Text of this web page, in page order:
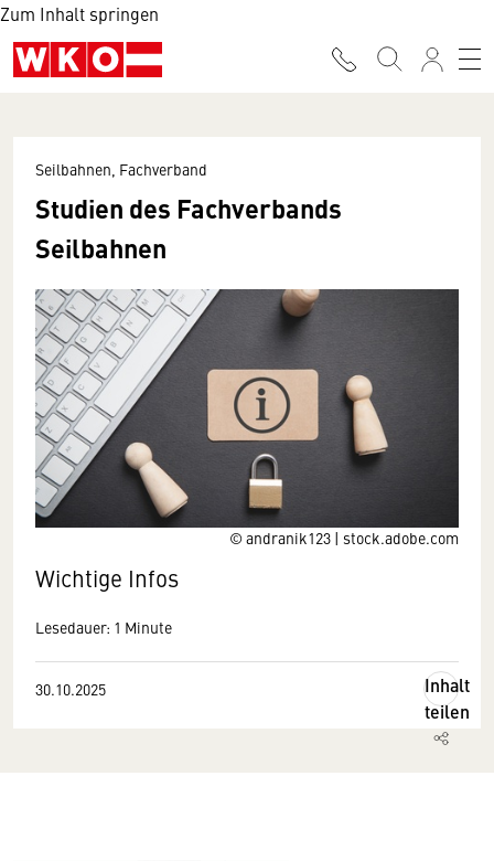
Zum Inhalt springen
© andranik123 | stock.adobe.com
Seilbahnen, Fachverband
Studien des Fachverbands
Seilbahnen
Wichtige Infos
Lesedauer: 1 Minute
30.10.2025
Inhalt
teilen